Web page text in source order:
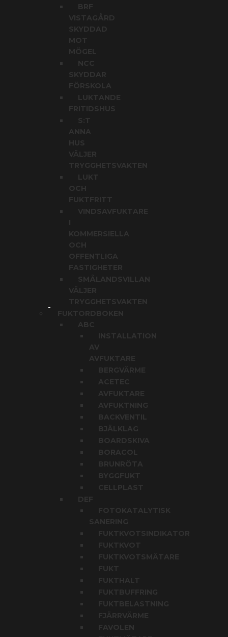
BRF
VISTAGÅRD
SKYDDAD
MOT
MÖGEL
SKYDDAR
FÖRSKOLA
LUKTANDE
FRITIDSHUS
ANNA
HUS
VÄLJER
TRYGGHETSVAKTEN
LUKT
OCH
FUKTFRITT
VINDSAVFUKTARE
KOMMERSIELLA
OCH
OFFENTLIGA
FASTIGHETER
SMÅLANDSVILLAN
VÄLJER
TRYGGHETSVAKTEN
FUKTORDBOKEN
ABC
INSTALLATION
AV
AVFUKTARE
BERGVÄRME
ACETEC
AVFUKTARE
AVFUKTNING
BACKVENTIL
BJÄLKLAG
BOARDSKIVA
BORACOL
BRUNRÖTA
BYGGFUKT
CELLPLAST
FOTOKATALYTISK
SANERING
FUKTKVOTSINDIKATOR
FUKTKVOT
FUKTKVOTSMÄTARE
FUKT
FUKTHALT
FUKTBUFFRING
FUKTBELASTNING
FJÄRRVÄRME
FAVOLEN